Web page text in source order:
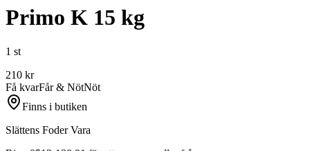
Primo K 15 kg
1 st
210 kr
Få kvarFår & NötNöt
Finns i butiken
Slättens Foder Vara